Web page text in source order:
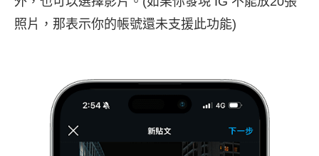
照片，那表示你的帳號還未支援此功能)